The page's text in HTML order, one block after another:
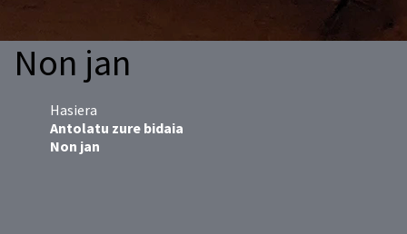
Non jan
Hasiera
Antolatu zure bidaia
Non jan